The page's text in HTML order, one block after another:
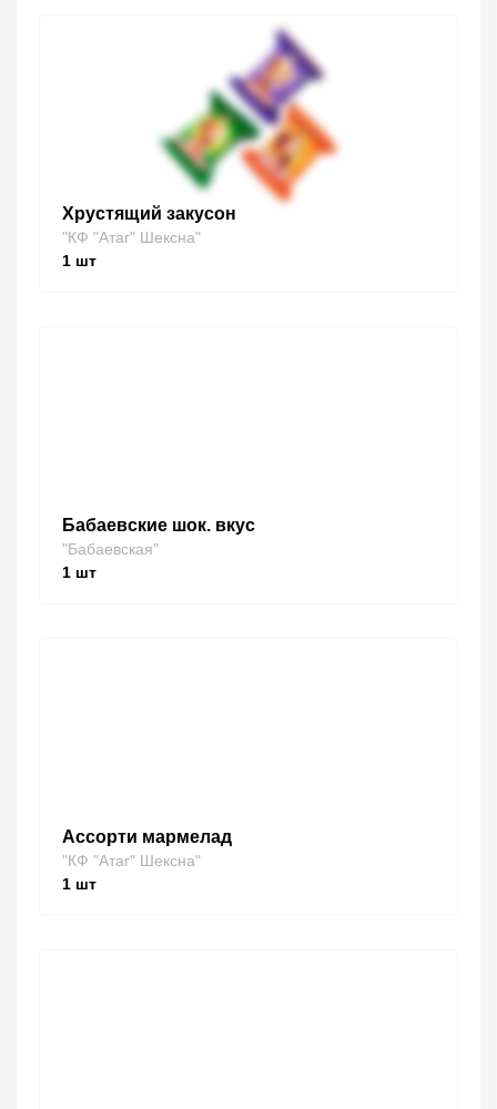
Хрустящий закусон
"КФ "Атаг" Шексна"
1 шт
Бабаевские шок. вкус
"Бабаевская"
1 шт
Ассорти мармелад
"КФ "Атаг" Шексна"
1 шт